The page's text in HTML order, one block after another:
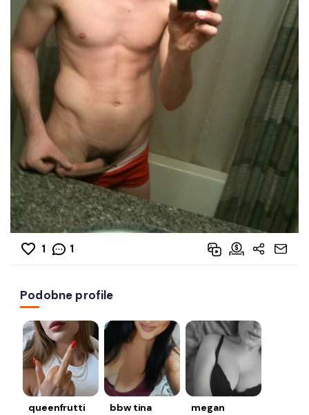
1 1
Podobne profile
queenfrutti bbw tina megan